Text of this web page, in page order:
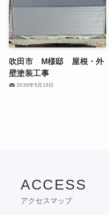
吹田市 M様邸 屋根・外
壁塗装工事
2026年5月15日
ACCESS
アクセスマップ